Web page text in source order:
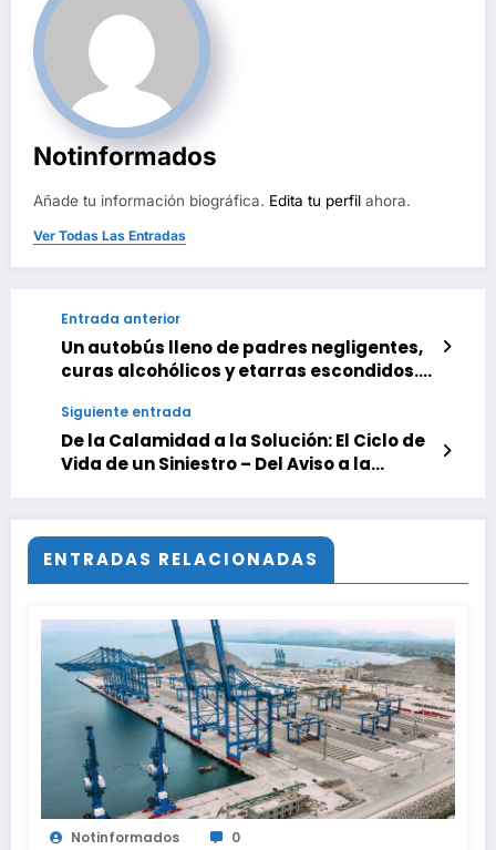
Notinformados
Añade tu información biográfica. Edita tu perfil ahora.
Ver Todas Las Entradas
Entrada anterior
Un autobús lleno de padres negligentes,
curas alcohólicos y etarras escondidos.
de las comedias más simpáticas del año
Siguiente entrada
De la Calamidad a la Solución: El Ciclo de
Vida de un Siniestro – Del Aviso a la
ENTRADAS RELACIONADAS
Notinformados 0